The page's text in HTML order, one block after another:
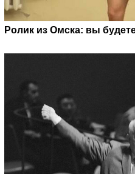
Ролик из Омска: вы